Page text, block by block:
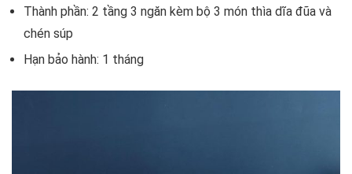
Thành phần: 2 tầng 3 ngăn kèm bộ 3 món thìa dĩa đũa và
chén súp
Hạn bảo hành: 1 tháng